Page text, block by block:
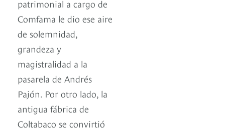
patrimonial a cargo de
Comfama le dio ese aire
de solemnidad,
grandeza y
magistralidad a la
pasarela de Andrés
Pajón. Por otro lado, la
antigua fábrica de
Coltabaco se convirtió